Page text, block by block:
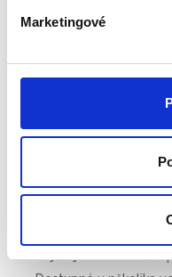
Marketingové
Laminovací fólie
produktů zajištujících
Unikátní označení
umístění dokumentu.
Označení úplně zmizí
Fólie v tloušťce 125